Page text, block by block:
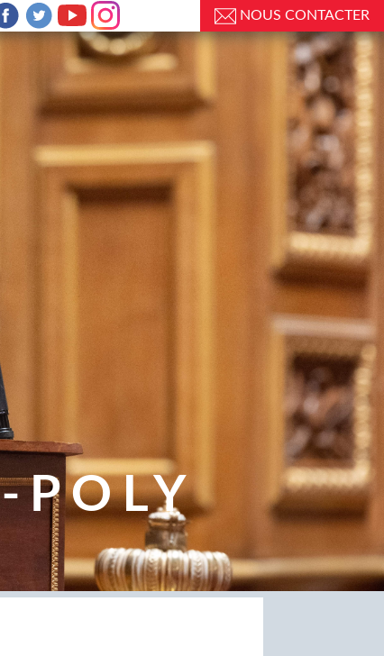
NOUS CONTACTER
POLY